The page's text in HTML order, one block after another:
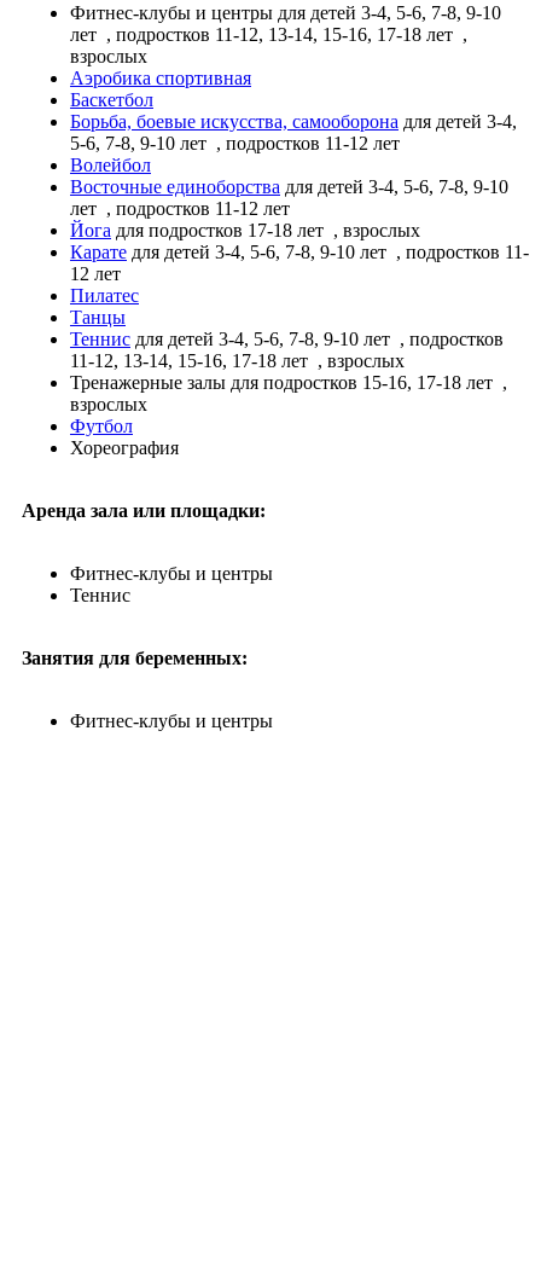
Фитнес-клубы и центры для детей 3-4, 5-6, 7-8, 9-10
лет , подростков 11-12, 13-14, 15-16, 17-18 лет ,
взрослых
Аэробика спортивная
Баскетбол
Борьба, боевые искусства, самооборона для детей 3-4,
5-6, 7-8, 9-10 лет , подростков 11-12 лет
Волейбол
Восточные единоборства для детей 3-4, 5-6, 7-8, 9-10
лет , подростков 11-12 лет
Йога для подростков 17-18 лет , взрослых
Карате для детей 3-4, 5-6, 7-8, 9-10 лет , подростков 11-
12 лет
Пилатес
Танцы
Теннис для детей 3-4, 5-6, 7-8, 9-10 лет , подростков
11-12, 13-14, 15-16, 17-18 лет , взрослых
Тренажерные залы для подростков 15-16, 17-18 лет ,
взрослых
Футбол
Хореография
Аренда зала или площадки:
Фитнес-клубы и центры
Теннис
Занятия для беременных:
Фитнес-клубы и центры